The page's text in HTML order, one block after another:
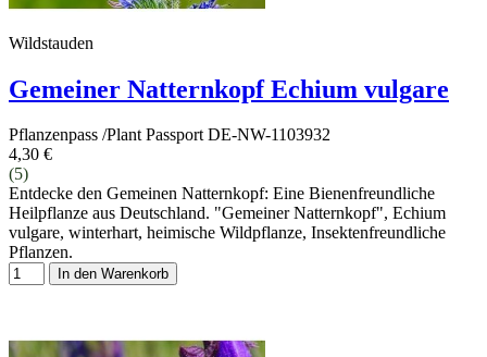
Wildstauden
Gemeiner Natternkopf Echium vulgare
Pflanzenpass /Plant Passport DE-NW-1103932
4,30 €
(5)
Entdecke den Gemeinen Natternkopf: Eine Bienenfreundliche
Heilpflanze aus Deutschland. "Gemeiner Natternkopf", Echium
vulgare, winterhart, heimische Wildpflanze, Insektenfreundliche
Pflanzen.
In den Warenkorb